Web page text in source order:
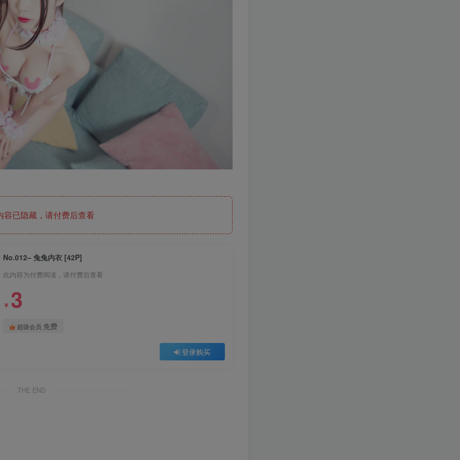
已隐藏，请付费后查看
No.012– 兔兔内衣 [42P]
此内容为付费阅读，请付费后查看
￥ 3
超级会员 免费
登录购买
THE END